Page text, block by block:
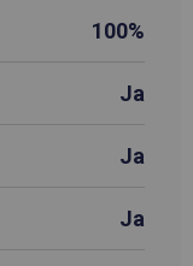
100%
Ja
Ja
Ja